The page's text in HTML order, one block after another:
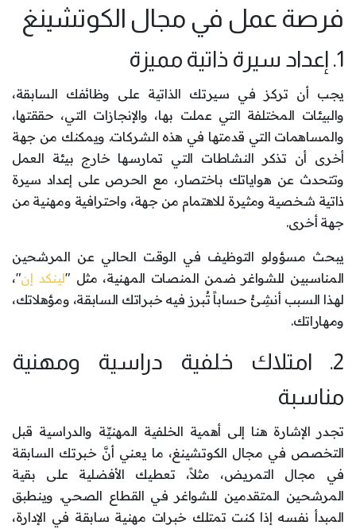
فرصة عمل في مجال الكوتشينغ
1. إعداد سيرة ذاتية مميزة
يجب أن تركز في سيرتك الذاتية على وظائفك السابقة،
والبيئات المختلفة التي عملت بها، والإنجازات التي، حققتها،
والمساهمات التي قدمتها في هذه الشركات. ويمكنك من جهة
أخرى أن تذكر النشاطات التي تمارسها خارج بيئة العمل
وتتحدث عن هواياتك باختصار، مع الحرص على إعداد سيرة
ذاتية شخصية ومثيرة للاهتمام من جهة، واحترافية ومهنية من
جهة أخرى.
يبحث مسؤولو التوظيف في الوقت الحالي عن المرشحين
المناسبين للشواغر ضمن المنصات المهنية، مثل "لينكد إن"،
لهذا السبب أنشِئْ حساباً تُبرز فيه خبراتك السابقة، ومؤهلاتك،
ومهاراتك.
2. امتلاك خلفية دراسية ومهنية
مناسبة
تجدر الإشارة هنا إلى أهمية الخلفية المهنيِّة والدراسية قبل
التخصص في مجال الكوتشينغ، ما يعني أنَّ خبرتك السابقة
في مجال التمريض، مثلاً، تعطيك الأفضلية على بقية
المرشحين المتقدمين للشواغر في القطاع الصحي. وينطبق
المبدأ نفسه إذا كنت تمتلك خبرات مهنية سابقة في الإدارة،